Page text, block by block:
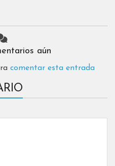
aún
comentar esta entrada